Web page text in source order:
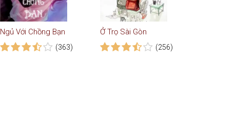
Ngủ Với Chồng Bạn
(363)
Ở Trọ Sài Gòn
(256)